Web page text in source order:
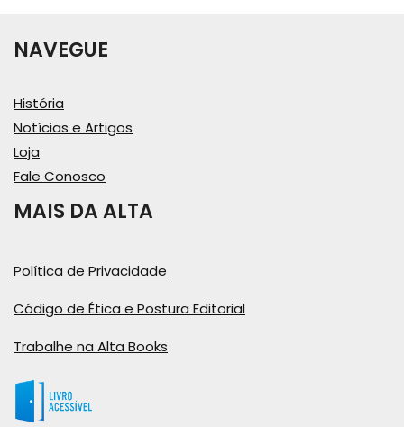
NAVEGUE
História
Notícias e Artigos
Loja
Fale Conosco
MAIS DA ALTA
Política de Privacidade
Código de Ética e Postura Editorial
Trabalhe na Alta Books